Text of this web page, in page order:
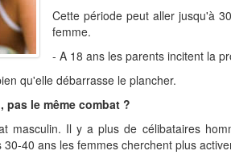
Cette période peut aller jusqu'à
femme.
- A 18 ans les parents incitent la
qu'elle débarrasse le plancher.
le même combat ?
masculin. Il y a plus de célibataires
40 ans les femmes cherchent plus